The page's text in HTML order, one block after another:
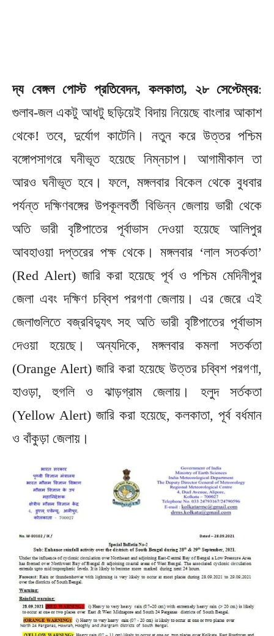
দ্য বেঙ্গল পোস্ট প্রতিবেদন, কলকাতা, ২৮ সেপ্টেম্বর:
গুলাব-জল একটু আধটু ছড়িয়েই বিদায় নিয়েছে বাংলার আকাশ
থেকে! তবে, দুর্যোগ কাটেনি। নতুন করে উত্তর পশ্চিম
বঙ্গোপসাগরে ঘনীভূত হয়েছে নিম্নচাপ। আগামীকাল তা
আরও ঘনীভূত হবে। ফলে, মঙ্গলবার বিকেল থেকে বুধবার
পর্যন্ত দক্ষিণবঙ্গের উপকূলবর্তী বিভিন্ন জেলায় ভারী থেকে
অতি ভারী বৃষ্টিপাতের পূর্বাভাস দেওয়া হয়েছে আলিপুর
আবহাওয়া দপ্তরের পক্ষ থেকে। মঙ্গলবার ‘লাল সতর্কতা’
(Red Alert) জারি করা হয়েছে পূর্ব ও পশ্চিম মেদিনীপুর
জেলা এবং দক্ষিণ চব্বিশ পরগণা জেলায়। এর জেরে এই
জেলাগুলিতে বজ্রবিদ্যুৎ সহ অতি ভারী বৃষ্টিপাতের পূর্বাভাস
দেওয়া হয়েছে। অন্যদিকে, মঙ্গলবার কমলা সতর্কতা
(Orange Alert) জারি করা হয়েছে উত্তর চব্বিশ পরগণা,
হাওড়া, হুগলি ও ঝাড়গ্রাম জেলায়। হলুদ সর্তকতা
(Yellow Alert) জারি করা হয়েছে, কলকাতা, পূর্ব বর্ধমান
ও বাঁকুড়া জেলায়।